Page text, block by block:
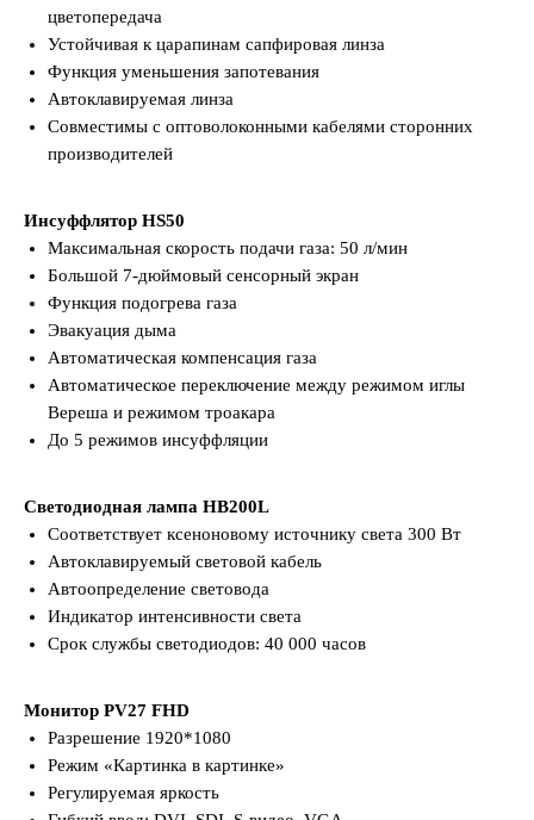
цветопередача
Устойчивая к царапинам сапфировая линза
Функция уменьшения запотевания
Автоклавируемая линза
Совместимы с оптоволоконными кабелями сторонних
производителей
Инсуффлятор HS50
Максимальная скорость подачи газа: 50 л/мин
Большой 7-дюймовый сенсорный экран
Функция подогрева газа
Эвакуация дыма
Автоматическая компенсация газа
Автоматическое переключение между режимом иглы
Вереша и режимом троакара
До 5 режимов инсуффляции
Светодиодная лампа HB200L
Соответствует ксеноновому источнику света 300 Вт
Автоклавируемый световой кабель
Автоопределение световода
Индикатор интенсивности света
Срок службы светодиодов: 40 000 часов
Монитор PV27 FHD
Разрешение 1920*1080
Режим «Картинка в картинке»
Регулируемая яркость